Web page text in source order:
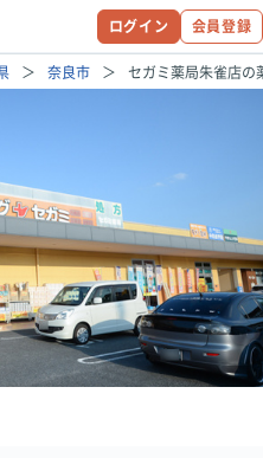
ログイン 会員登録
奈良市 セガミ薬局朱雀店の